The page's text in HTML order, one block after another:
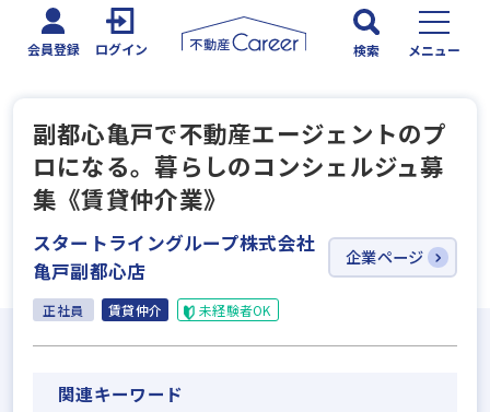
会員登録 ログイン 検索 メニュー
副都心亀戸で不動産エージェントのプ
ロになる。暮らしのコンシェルジュ募
集《賃貸仲介業》
スタートライングループ株式会社
亀戸副都心店
企業ページ
正社員 賃貸仲介 未経験者OK
関連キーワード